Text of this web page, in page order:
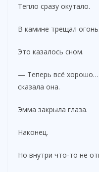
Тепло сразу окутало.
В камине трещал
Это казалось сном.
— Теперь всё
сказала она.
Эмма закрыла глаза.
Наконец.
Но внутри что-то не